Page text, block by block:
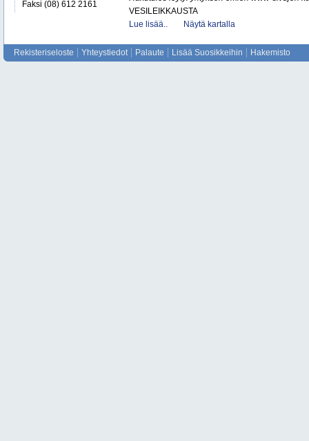
Faksi (08) 612 2161
VESILEIKKAUSTA
Lue lisää..
Näytä kartalla
Rekisteriseloste Yhteystiedot Palaute Lisää Suosikkeihin Hakemisto